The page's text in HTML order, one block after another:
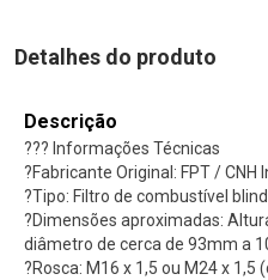
Detalhes do produto
Descrição
??? Informações Técnicas
?Fabricante Original: FPT / CNH
?Tipo: Filtro de combustível
?Dimensões aproximadas:
diâmetro de cerca de 93mm a
?Rosca: M16 x 1,5 ou M24 x